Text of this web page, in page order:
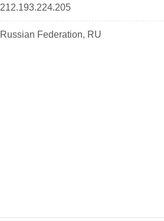
212.193.224.205
Russian Federation, RU